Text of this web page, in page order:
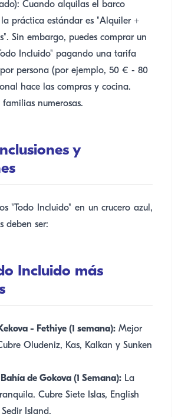
Cuando alquilas el barco
práctica estándar es "Alquiler +
Sin embargo, puedes comprar un
Incluido" pagando una tarifa
persona (por ejemplo, 50 € - 80
hace las compras y cocina.
familias numerosas.
y
"Todo Incluido" en un crucero azul,
deben ser:
Incluido más
- Fethiye (1 semana): Mejor
Oludeniz, Kas, Kalkan y Sunken
de Gokova (1 Semana): La
Cubre Siete Islas, English
Island.